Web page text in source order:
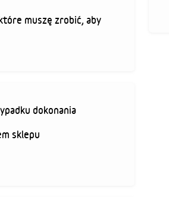
muszę zrobić, aby
dokonania
sklepu